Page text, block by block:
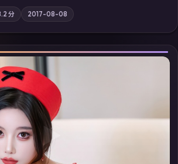
谎言在同一条时间线上交锋；摄影与配乐强化
通过「国产免费观看高清电视剧在线看」延
佳作，畅享高清在线追剧体验。
分 2017-08-08
▶